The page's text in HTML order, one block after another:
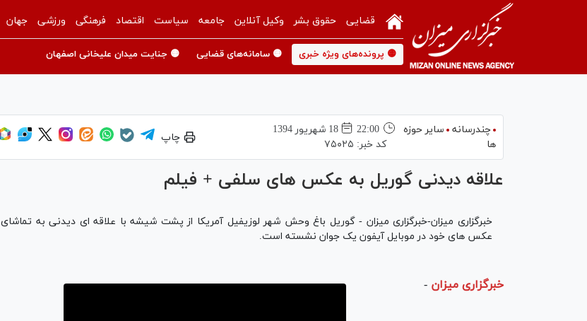
قضایی حقوق بشر وکیل آنلاین جامعه سیاست اقتصاد فرهنگی ورزشی جهان
🟡 پرونده‌های ویژه خبری 🟡 سامانه‌های قضایی 🟡 جنایت میدان علیخانی اصفهان
چندرسانه
سایر حوزه
ها
22:00
18 شهريور 1394
کد خبر: ۷۵۰۲۵
چاپ
علاقه دیدنی گوریل به عکس های سلفی + فیلم
خبرگزاری میزان-خبرگزاری میزان - گوریل باغ وحش شهر لوزیفیل آمریکا از پشت شیشه با علاقه ای دیدنی به تماشای
عکس های خود در موبایل آیفون یک جوان نشسته است.
خبرگزاری میزان -